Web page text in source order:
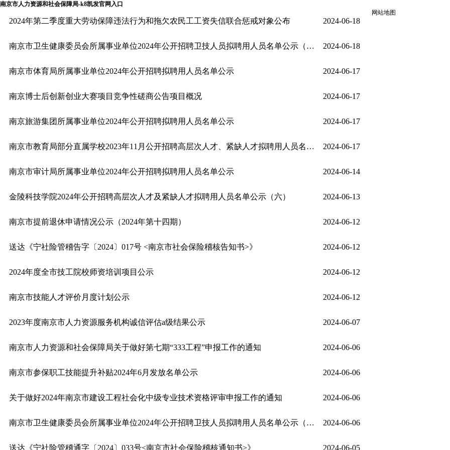
南京市人力资源和社会保障局-k8凯发官网入口
2024年第二季度重大劳动保障违法行为和拖欠农民工工资失信联合惩戒对象公布 2024-06-18
南京市卫生健康委员会所属事业单位2024年公开招聘卫技人员拟聘用人员名单公示（六） 2024-06-18
南京市体育局所属事业单位2024年公开招聘拟聘用人员名单公示 2024-06-17
南京博士后创新创业大赛项目竞争性磋商公告项目概况 2024-06-17
南京旅游集团所属事业单位2024年公开招聘拟聘用人员名单公示 2024-06-17
南京市教育局部分直属学校2023年11月公开招聘高层次人才、紧缺人才拟聘用人员名单公示（二） 2024-06-17
南京市审计局所属事业单位2024年公开招聘拟聘用人员名单公示 2024-06-14
金陵科技学院2024年公开招聘高层次人才及紧缺人才拟聘用人员名单公示（六） 2024-06-13
南京市提前退休申请情况公示（2024年第十四期） 2024-06-12
送达《宁社险管稽告字〔2024〕017号 <南京市社会保险稽核告知书>》 2024-06-12
2024年度全市技工院校师资培训项目公示 2024-06-12
南京市技能人才评价月度计划公示 2024-06-12
2023年度南京市人力资源服务机构诚信评估a级结果公示 2024-06-07
南京市人力资源和社会保障局关于做好第七期“333工程”申报工作的通知 2024-06-06
南京市参保职工技能提升补贴2024年6月发放名单公示 2024-06-06
关于做好2024年南京市建设工程社会化中级专业技术资格评审申报工作的通知 2024-06-06
南京市卫生健康委员会所属事业单位2024年公开招聘卫技人员拟聘用人员名单公示（五） 2024-06-06
送达《宁社险管稽通字〔2024〕033号<南京市社会保险稽核通知书>》 2024-06-05
网站地图